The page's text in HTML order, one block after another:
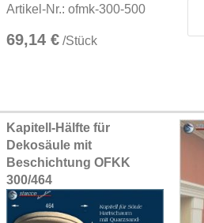
Artikel-Nr.: ofmk-300-500
69,14 € /Stück
Kapitell-Hälfte für
Dekosäule mit
Beschichtung OFKK
300/464